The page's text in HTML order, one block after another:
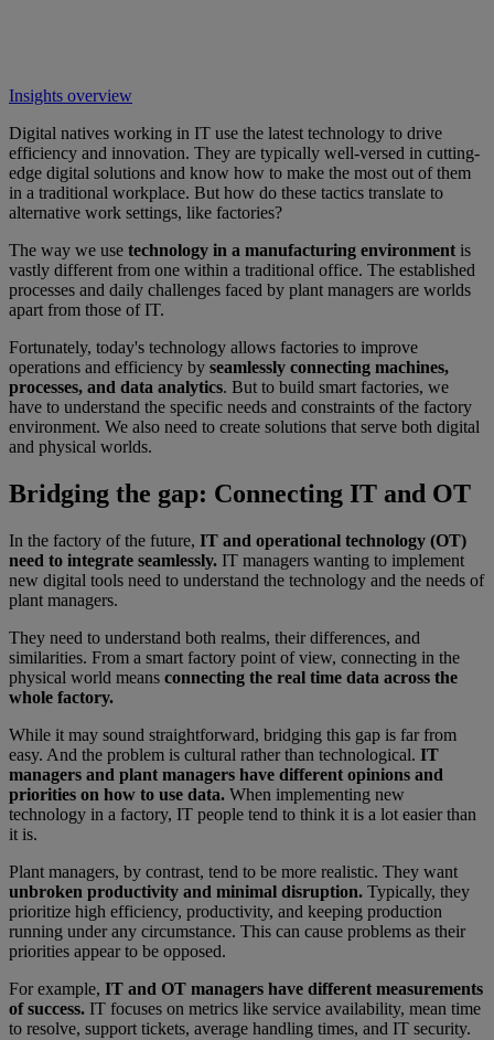
Insights overview
Digital natives working in IT use the latest technology to drive
efficiency and innovation. They are typically well-versed in cutting-
edge digital solutions and know how to make the most out of them
in a traditional workplace. But how do these tactics translate to
alternative work settings, like factories?
The way we use technology in a manufacturing environment is
vastly different from one within a traditional office. The established
processes and daily challenges faced by plant managers are worlds
apart from those of IT.
Fortunately, today's technology allows factories to improve
operations and efficiency by seamlessly connecting machines,
processes, and data analytics. But to build smart factories, we
have to understand the specific needs and constraints of the factory
environment. We also need to create solutions that serve both digital
and physical worlds.
Bridging the gap: Connecting IT and OT
In the factory of the future, IT and operational technology (OT)
need to integrate seamlessly. IT managers wanting to implement
new digital tools need to understand the technology and the needs of
plant managers.
They need to understand both realms, their differences, and
similarities. From a smart factory point of view, connecting in the
physical world means connecting the real time data across the
whole factory.
While it may sound straightforward, bridging this gap is far from
easy. And the problem is cultural rather than technological. IT
managers and plant managers have different opinions and
priorities on how to use data. When implementing new
technology in a factory, IT people tend to think it is a lot easier than
it is.
Plant managers, by contrast, tend to be more realistic. They want
unbroken productivity and minimal disruption. Typically, they
prioritize high efficiency, productivity, and keeping production
running under any circumstance. This can cause problems as their
priorities appear to be opposed.
For example, IT and OT managers have different measurements
of success. IT focuses on metrics like service availability, mean time
to resolve, support tickets, average handling times, and IT security.